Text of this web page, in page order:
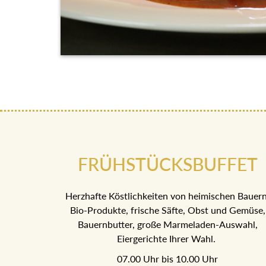
FRÜHSTÜCKSBUFFET
Herzhafte Köstlichkeiten von heimischen
Bio-Produkte, frische Säfte, Obst und Gemüse,
Bauernbutter, große Marmeladen-Auswahl,
Eiergerichte Ihrer Wahl.
07.00 Uhr bis 10.00 Uhr